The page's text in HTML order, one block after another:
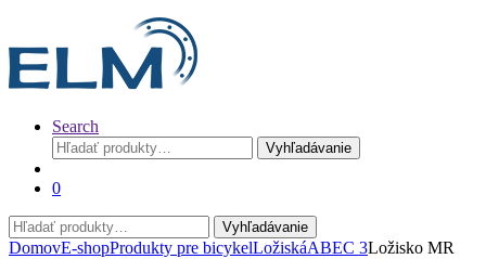
Search
Hľadať:
Vyhľadávanie
0
Hľadať:
Vyhľadávanie
DomovE-shopProdukty pre bicykelLožiskáABEC 3Ložisko MR